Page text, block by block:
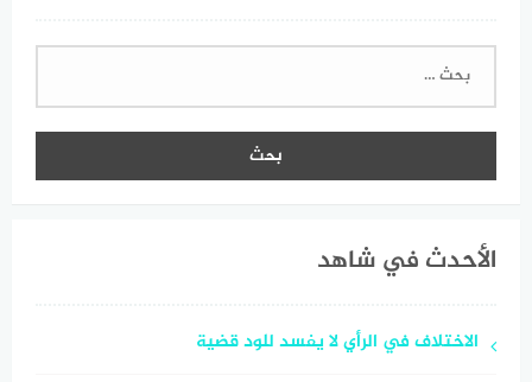
البحث
الأحدث في شاهد
الاختلاف في الرأي لا يفسد للود قضية